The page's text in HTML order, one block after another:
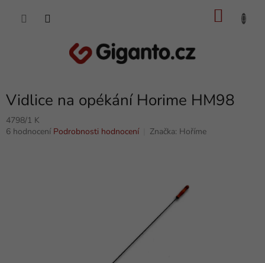
Vidlice na opékání Horime HM98
4798/1 K
Průměrné
6 hodnocení Podrobnosti hodnocení Značka: Hoříme